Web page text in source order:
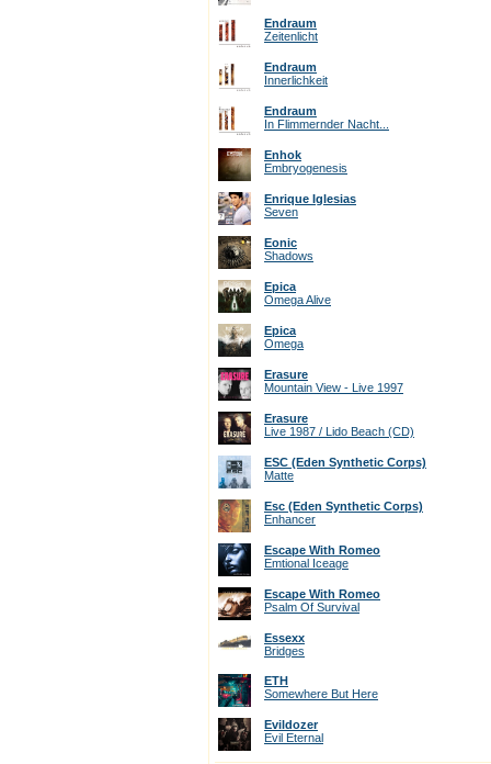
Endraum
Zeitenlicht
Endraum
Innerlichkeit
Endraum
In Flimmernder Nacht...
Enhok
Embryogenesis
Enrique Iglesias
Seven
Eonic
Shadows
Epica
Omega Alive
Epica
Omega
Erasure
Mountain View - Live 1997
Erasure
Live 1987 / Lido Beach (CD)
ESC (Eden Synthetic Corps)
Matte
Esc (Eden Synthetic Corps)
Enhancer
Escape With Romeo
Emtional Iceage
Escape With Romeo
Psalm Of Survival
Essexx
Bridges
ETH
Somewhere But Here
Evildozer
Evil Eternal